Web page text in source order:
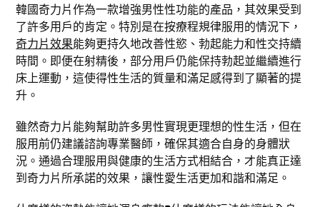
韓國奇力片作為一款增強男性性功能的產品，其效果受到
了許多用戶的肯定。特別是在按療程規律服用的情況下，
奇力片效果能夠更持久地改善性慾、勃起能力和性交持續
時間。即便在射精後，部分用戶仍能保持勃起並繼續進行
床上運動，這使得性生活的質量和滿足感得到了顯著的提
升。
雖然奇力片能夠幫助許多男性實現更理想的性生活，但在
服用前仍建議諮詢專業醫師，確保其適合自身的身體狀
況。通過合理服用與健康的生活方式相結合，才能真正達
到奇力片所承諾的效果，讓性愛生活更加和諧和滿足。